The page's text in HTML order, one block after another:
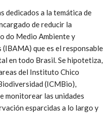
dedicados a la temática de
de reducir la
do Medio Ambiente y
que es el responsable
en todo Brasil. Se hipotetiza,
del Instituto Chico
(ICMBio),
monitorear las unidades
esparcidas a lo largo y